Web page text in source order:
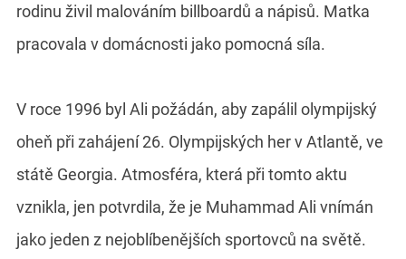
rodinu živil malováním billboardů a nápisů. Matka
pracovala v domácnosti jako pomocná síla.
V roce 1996 byl Ali požádán, aby zapálil olympijský
oheň při zahájení 26. Olympijských her v Atlantě, ve
státě Georgia. Atmosféra, která při tomto aktu
vznikla, jen potvrdila, že je Muhammad Ali vnímán
jako jeden z nejoblíbenějších sportovců na světě.